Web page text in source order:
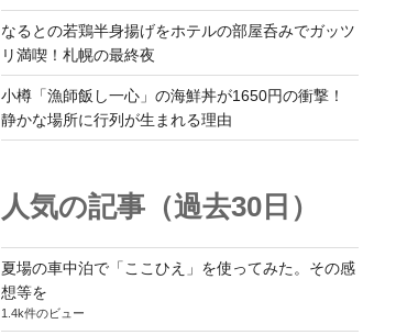
なるとの若鶏半身揚げをホテルの部屋呑みでガッツ
リ満喫！札幌の最終夜
小樽「漁師飯し一心」の海鮮丼が1650円の衝撃！
静かな場所に行列が生まれる理由
人気の記事（過去30日）
夏場の車中泊で「ここひえ」を使ってみた。その感
想等を
1.4k件のビュー